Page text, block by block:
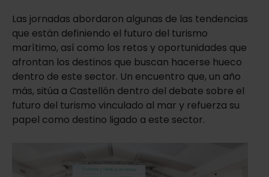
Las jornadas abordaron algunas de las tendencias
que están definiendo el futuro del turismo
marítimo, así como los retos y oportunidades que
afrontan los destinos que buscan hacerse hueco
dentro de este sector. Un encuentro que, un año
más, sitúa a Castellón dentro del debate sobre el
futuro del turismo vinculado al mar y refuerza su
papel como destino ligado a este sector.